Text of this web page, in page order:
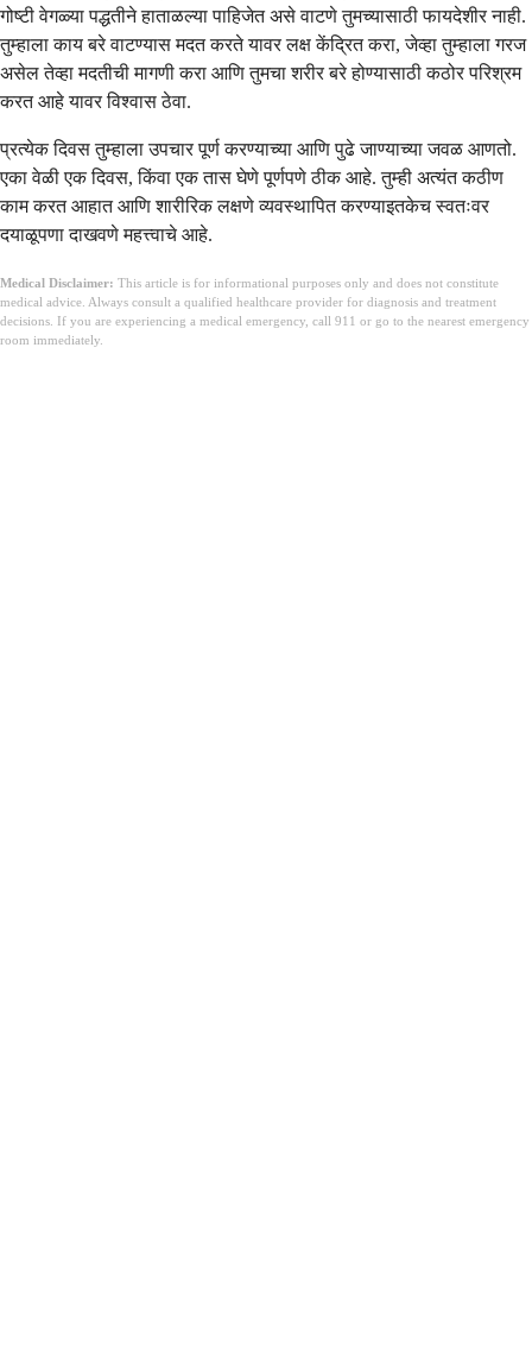
गोष्टी वेगळ्या पद्धतीने हाताळल्या पाहिजेत असे वाटणे तुमच्यासाठी फायदेशीर नाही.
तुम्हाला काय बरे वाटण्यास मदत करते यावर लक्ष केंद्रित करा, जेव्हा तुम्हाला गरज
असेल तेव्हा मदतीची मागणी करा आणि तुमचा शरीर बरे होण्यासाठी कठोर परिश्रम
करत आहे यावर विश्वास ठेवा.
प्रत्येक दिवस तुम्हाला उपचार पूर्ण करण्याच्या आणि पुढे जाण्याच्या जवळ आणतो.
एका वेळी एक दिवस, किंवा एक तास घेणे पूर्णपणे ठीक आहे. तुम्ही अत्यंत कठीण
काम करत आहात आणि शारीरिक लक्षणे व्यवस्थापित करण्याइतकेच स्वतःवर
दयाळूपणा दाखवणे महत्त्वाचे आहे.
Medical Disclaimer: This article is for informational purposes only and does not constitute
medical advice. Always consult a qualified healthcare provider for diagnosis and treatment
decisions. If you are experiencing a medical emergency, call 911 or go to the nearest emergency
room immediately.